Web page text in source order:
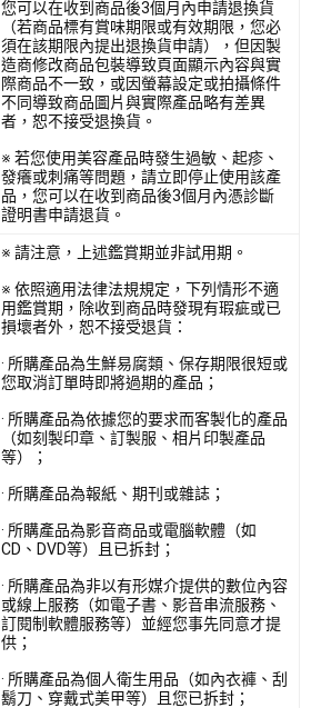
您可以在收到商品後3個月內申請退換貨
（若商品標有賞味期限或有效期限，您必
須在該期限內提出退換貨申請），但因製
造商修改商品包裝導致頁面顯示內容與實
際商品不一致，或因螢幕設定或拍攝條件
不同導致商品圖片與實際產品略有差異
者，恕不接受退換貨。
※ 若您使用美容產品時發生過敏、起疹、
發癢或刺痛等問題，請立即停止使用該產
品，您可以在收到商品後3個月內憑診斷
證明書申請退貨。
※ 請注意，上述鑑賞期並非試用期。
※ 依照適用法律法規規定，下列情形不適
用鑑賞期，除收到商品時發現有瑕疵或已
損壞者外，恕不接受退貨：
· 所購產品為生鮮易腐類、保存期限很短或
您取消訂單時即將過期的產品；
· 所購產品為依據您的要求而客製化的產品
（如刻製印章、訂製服、相片印製產品
等）；
· 所購產品為報紙、期刊或雜誌；
· 所購產品為影音商品或電腦軟體（如
CD、DVD等）且已拆封；
· 所購產品為非以有形媒介提供的數位內容
或線上服務（如電子書、影音串流服務、
訂閱制軟體服務等）並經您事先同意才提
供；
· 所購產品為個人衛生用品（如內衣褲、刮
鬍刀、穿戴式美甲等）且您已拆封；